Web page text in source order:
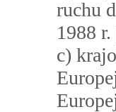
ruchu
1988
c)